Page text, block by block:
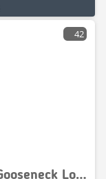
42
Cozad 80 ton 2 2 2 Removable Gooseneck Lowboy Trailer